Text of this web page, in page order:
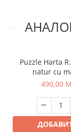
Puzzle Harta
natur cu
490,00